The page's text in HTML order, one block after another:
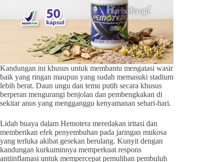
Kandungan ini khusus untuk membantu mengatasi wasir
baik yang ringan maupun yang sudah memasuki stadium
lebih berat. Daun ungu dan temu putih secara khusus
berperan mengurangi benjolan dan pembengkakan di
sekitar anus yang mengganggu kenyamanan sehari-hari.
Lidah buaya dalam Hemotera meredakan iritasi dan
memberikan efek penyembuhan pada jaringan mukosa
yang terluka akibat gesekan berulang. Kunyit dengan
kandungan kurkuminnya memperkuat respons
antiinflamasi untuk mempercepat pemulihan pembuluh